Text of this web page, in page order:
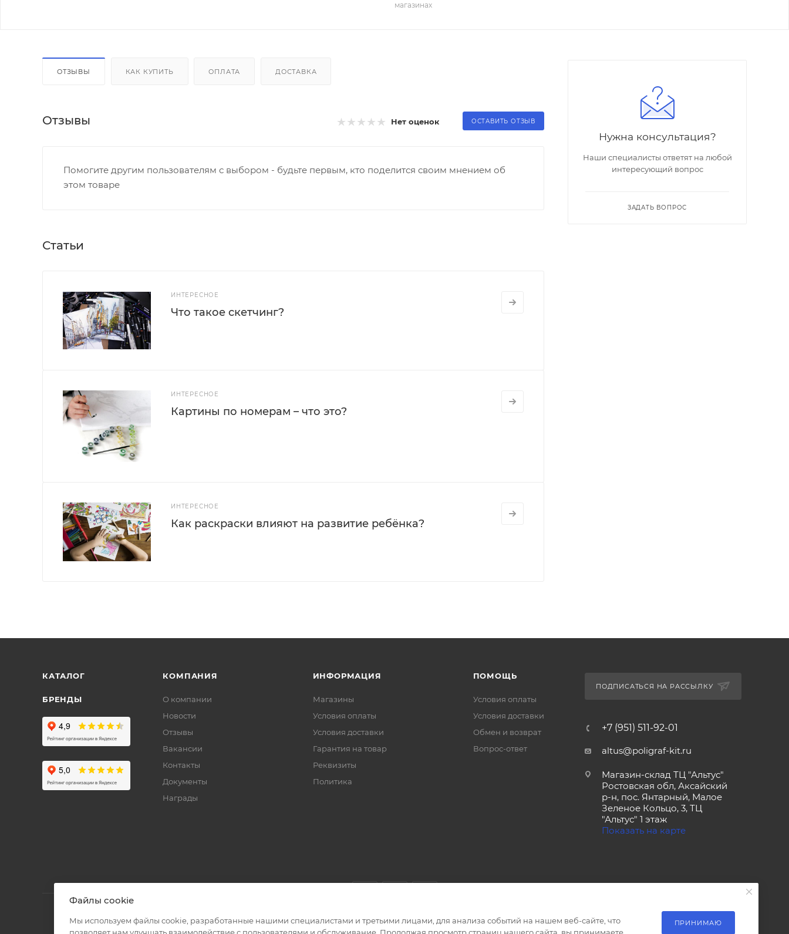
магазинах
ОТЗЫВЫ КАК КУПИТЬ ОПЛАТА ДОСТАВКА
Отзывы Нет оценок ОСТАВИТЬ ОТЗЫВ
Помогите другим пользователям с выбором - будьте первым, кто поделится своим мнением об
этом товаре
Статьи
ИНТЕРЕСНОЕ
Что такое скетчинг?
ИНТЕРЕСНОЕ
Картины по номерам – что это?
ИНТЕРЕСНОЕ
Как раскраски влияют на развитие ребёнка?
Нужна консультация?
Наши специалисты ответят на любой
интересующий вопрос
ЗАДАТЬ ВОПРОС
КАТАЛОГ
БРЕНДЫ
КОМПАНИЯ
О компании
Новости
Отзывы
Вакансии
Контакты
Документы
Награды
ИНФОРМАЦИЯ
Магазины
Условия оплаты
Условия доставки
Гарантия на товар
Реквизиты
Политика
ПОМОЩЬ
Условия оплаты
Условия доставки
Обмен и возврат
Вопрос-ответ
ПОДПИСАТЬСЯ НА РАССЫЛКУ
+7 (951) 511-92-01
altus@poligraf-kit.ru
Магазин-склад ТЦ "Альтус"
Ростовская обл, Аксайский
р-н, пос. Янтарный, Малое
Зеленое Кольцо, 3, ТЦ
"Альтус" 1 этаж
Показать на карте
Файлы cookie
Мы используем файлы cookie, разработанные нашими специалистами и третьими лицами, для анализа событий на нашем веб-сайте, что
ПРИНИМАЮ